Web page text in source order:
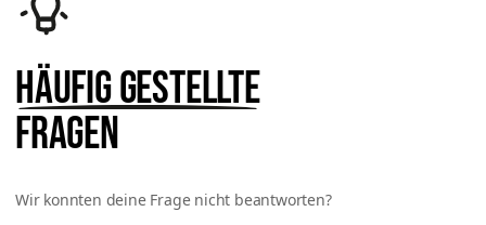
Häufig gestellte
Fragen
Wir konnten deine Frage nicht beantworten?